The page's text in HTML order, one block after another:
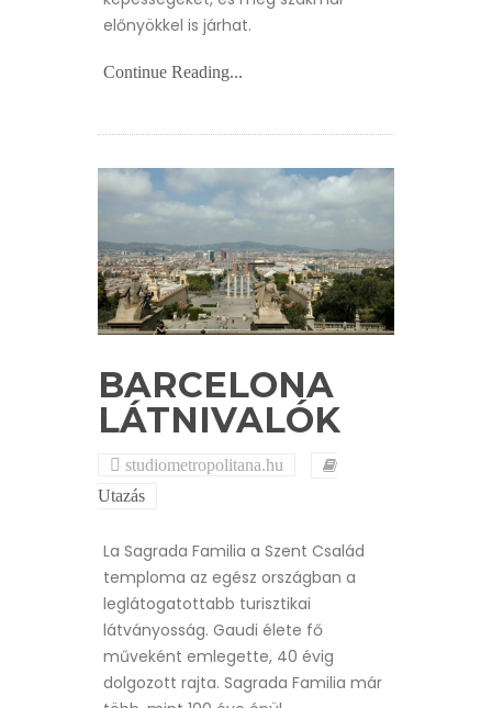
előnyökkel is járhat.
Continue Reading...
BARCELONA
LÁTNIVALÓK
studiometropolitana.hu
Utazás
La Sagrada Familia a Szent Család
temploma az egész országban a
leglátogatottabb turisztikai
látványosság. Gaudi élete fő
műveként emlegette, 40 évig
dolgozott rajta. Sagrada Familia már